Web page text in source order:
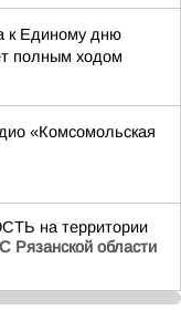
к Единому дню
полным ходом
«Комсомольская
на территории
Рязанской области